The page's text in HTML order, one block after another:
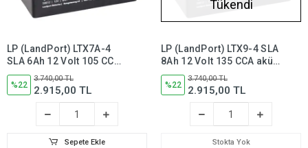
LP (LandPort) LTX7A-4
SLA 6Ah 12 Volt 105 CCA
akü, Bakım Gerektirmez -
50615
%22
3.740,00 TL
2.915,00 TL
Sepete Ekle
Tükendi
LP (LandPort) LTX9-4 SLA
8Ah 12 Volt 135 CCA akü,
Bakım Gerektirmez -
50812
%22
3.740,00 TL
2.915,00 TL
Stokta Yok